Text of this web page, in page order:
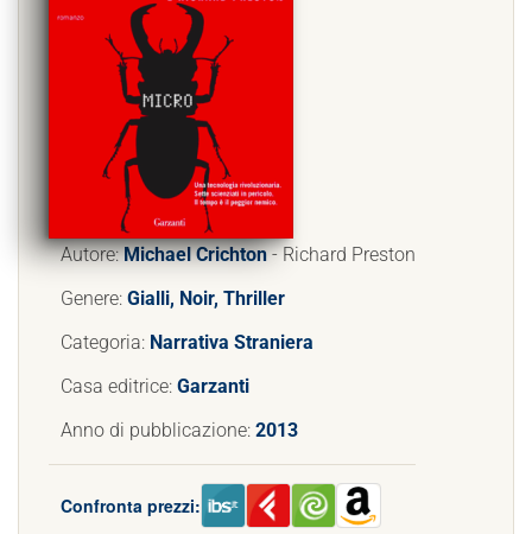
Autore:Michael Crichton- Richard Preston
Genere: Gialli, Noir, Thriller
Categoria: Narrativa Straniera
Casa editrice: Garzanti
Anno di pubblicazione: 2013
Confronta prezzi: